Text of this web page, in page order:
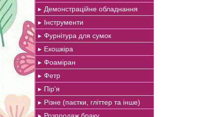
Демонстраційне обладнання
Інструменти
Фурнітура для сумок
Екошкіра
Фоаміран
Фетр
Пір'я
Різне (паєтки, гліттер та інше)